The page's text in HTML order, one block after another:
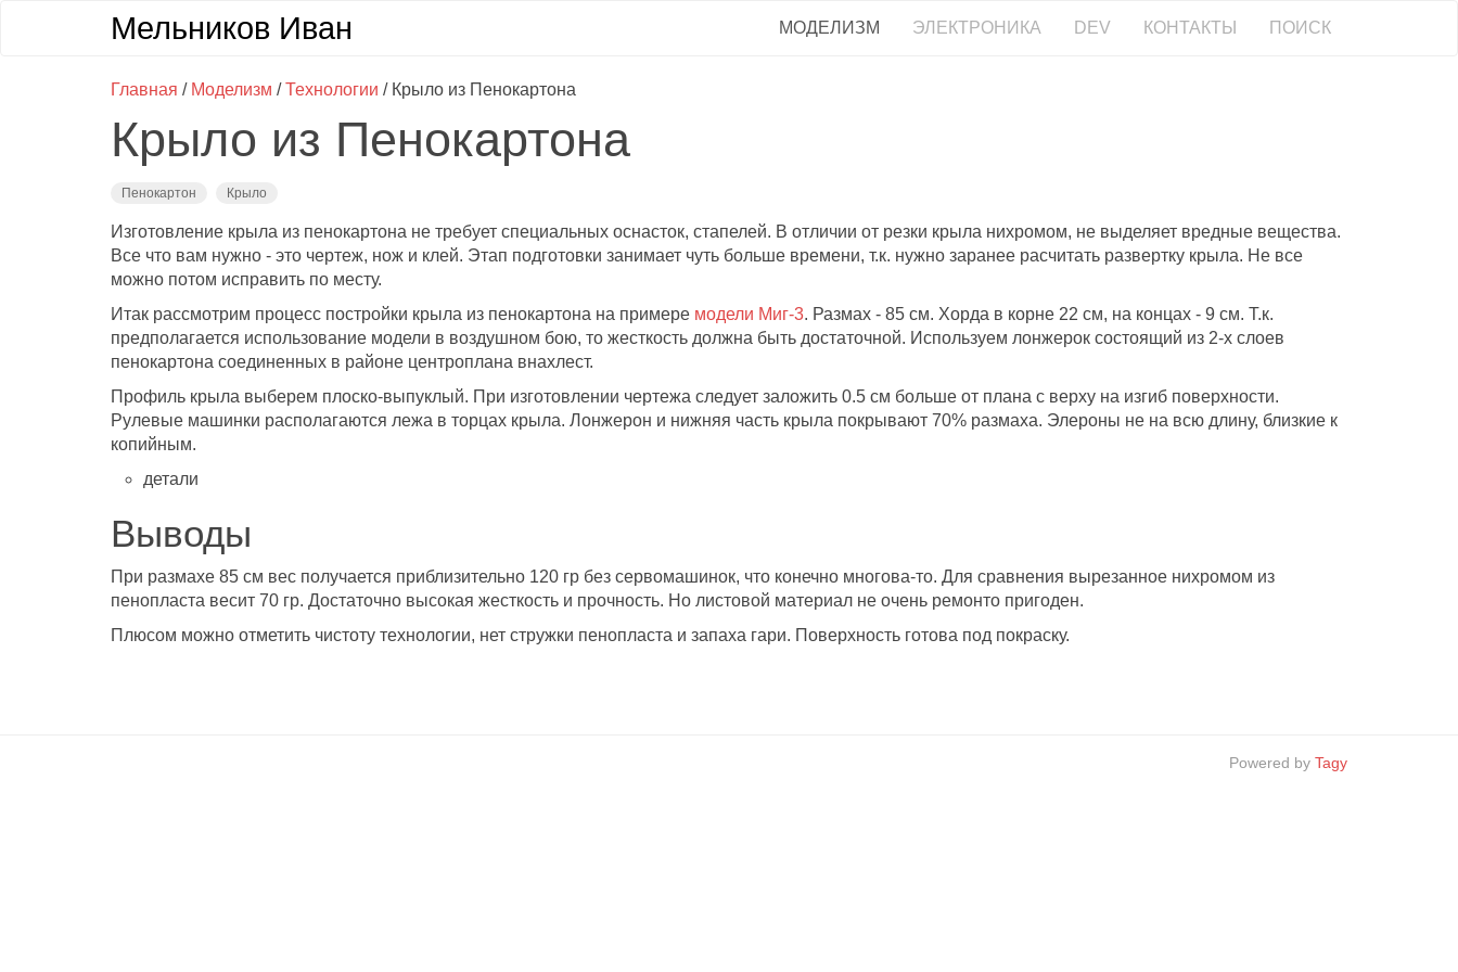
Мельников Иван МОДЕЛИЗМ ЭЛЕКТРОНИКА DEV КОНТАКТЫ ПОИСК
Главная / Моделизм /Технологии / Крыло из Пенокартона
Крыло из Пенокартона
Пенокартон Крыло
Изготовление крыла из пенокартона не требует специальных оснасток, стапелей. В отличии от резки крыла нихромом, не выделяет вредные вещества.
Все что вам нужно - это чертеж, нож и клей. Этап подготовки занимает чуть больше времени, т.к. нужно заранее расчитать развертку крыла. Не все
можно потом исправить по месту.
Итак рассмотрим процесс постройки крыла из пенокартона на примере модели Миг-3. Размах - 85 см. Хорда в корне 22 см, на концах - 9 см. Т.к.
предполагается использование модели в воздушном бою, то жесткость должна быть достаточной. Используем лонжерок состоящий из 2-х слоев
пенокартона соединенных в районе центроплана внахлест.
Профиль крыла выберем плоско-выпуклый. При изготовлении чертежа следует заложить 0.5 см больше от плана с верху на изгиб поверхности.
Рулевые машинки располагаются лежа в торцах крыла. Лонжерон и нижняя часть крыла покрывают 70% размаха. Элероны не на всю длину, близкие к
копийным.
детали
Выводы
При размахе 85 см вес получается приблизительно 120 гр без сервомашинок, что конечно многова-то. Для сравнения вырезанное нихромом из
пенопласта весит 70 гр. Достаточно высокая жесткость и прочность. Но листовой материал не очень ремонто пригоден.
Плюсом можно отметить чистоту технологии, нет стружки пенопласта и запаха гари. Поверхность готова под покраску.
Powered by Tagy